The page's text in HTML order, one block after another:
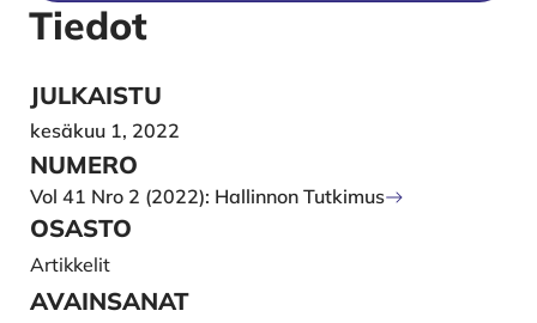
Tiedot
JULKAISTU
kesäkuu 1, 2022
NUMERO
Vol 41 Nro 2 (2022): Hallinnon Tutkimus
OSASTO
Artikkelit
AVAINSANAT